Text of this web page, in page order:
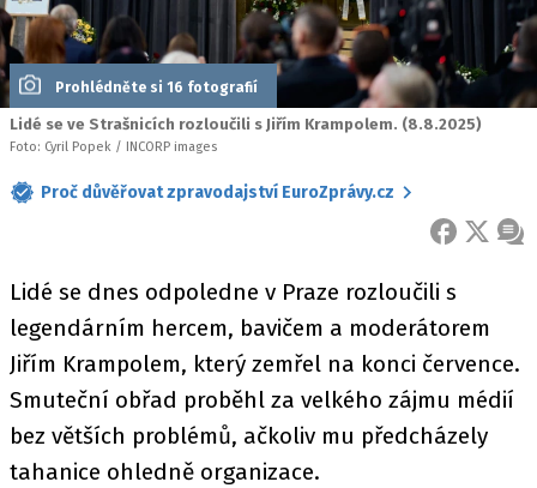
Prohlédněte si 16 fotografií
Lidé se ve Strašnicích rozloučili s Jiřím Krampolem. (8.8.2025)
Foto: Cyril Popek / INCORP images
Proč důvěřovat zpravodajství EuroZprávy.cz
FACEBOOK
X
Lidé se dnes odpoledne v Praze rozloučili s
legendárním hercem, bavičem a moderátorem
Jiřím Krampolem, který zemřel na konci července.
Smuteční obřad proběhl za velkého zájmu médií
bez větších problémů, ačkoliv mu předcházely
tahanice ohledně organizace.